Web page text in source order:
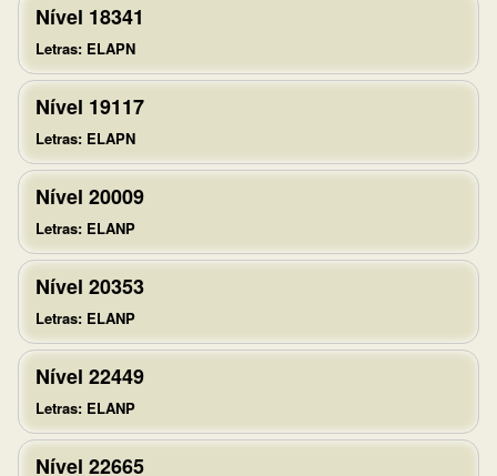
Nível 18341
Letras: ELAPN
Nível 19117
Letras: ELAPN
Nível 20009
Letras: ELANP
Nível 20353
Letras: ELANP
Nível 22449
Letras: ELANP
Nível 22665